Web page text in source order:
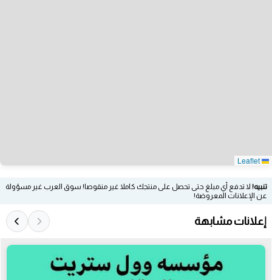
تنبيه! لا تدفع أي مبلغ حتى تحصل على منتجك كاملا غير منقوصا! سوق العرب غير مسؤولة
عن الإعلانات المعروضة!
إعلانات مشابهة